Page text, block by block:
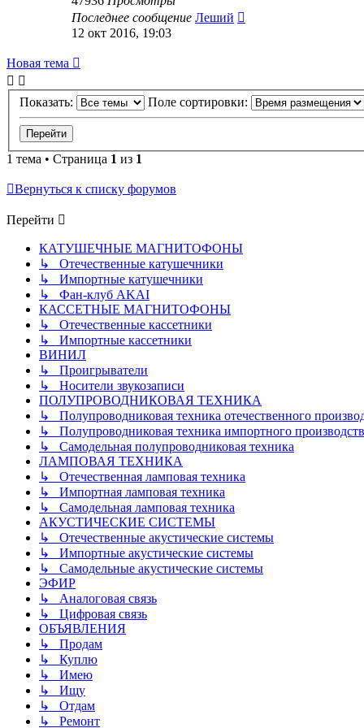
Последнее сообщение Леший
12 окт 2016, 19:03
Новая тема
Показать: Поле сортировки:
1 тема • Страница 1 из 1
Вернуться к списку форумов
Перейти
КАТУШЕЧНЫЕ МАГНИТОФОНЫ
↳ Отечественные катушечники
↳ Импортные катушечники
↳ Фан-клуб AKAI
КАССЕТНЫЕ МАГНИТОФОНЫ
↳ Отечественные кассетники
↳ Импортные кассетники
ВИНИЛ
↳ Проигрыватели
↳ Носители звукозаписи
ПОЛУПРОВОДНИКОВАЯ ТЕХНИКА
↳ Полупроводниковая техника отечественного
↳ Полупроводниковая техника импортного
↳ Самодельная полупроводниковая техника
ЛАМПОВАЯ ТЕХНИКА
↳ Отечественная ламповая техника
↳ Импортная ламповая техника
↳ Самодельная ламповая техника
АКУСТИЧЕСКИЕ СИСТЕМЫ
↳ Отечественные акустические системы
↳ Импортные акустические системы
↳ Самодельные акустические системы
ЭФИР
↳ Аналоговая связь
↳ Цифровая связь
ОБЪЯВЛЕНИЯ
↳ Продам
↳ Куплю
↳ Имею
↳ Ищу
↳ Отдам
↳ Ремонт